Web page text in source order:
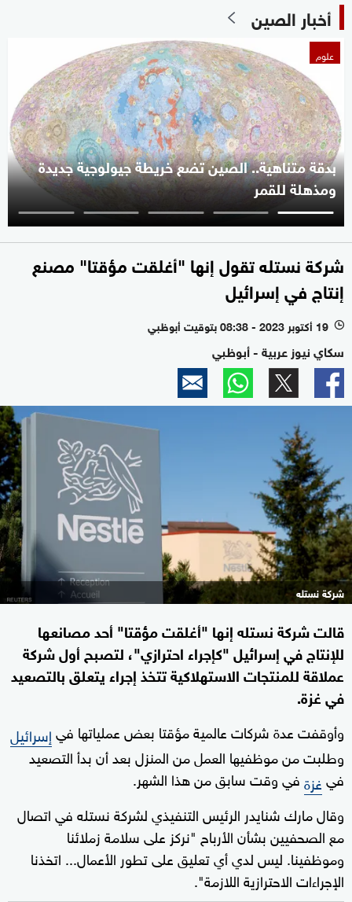
أخبار الصين
علوم
بدقة متناهية.. الصين تضع خريطة جيولوجية جديدة
ومذهلة للقمر
شركة نستله تقول إنها "أغلقت مؤقتا" مصنع
إنتاج في إسرائيل
l 19 أكتوبر 2023 - 08:38 بتوقيت أبوظبي
سكاي نيوز عربية - أبوظبي
شركة نستله
قالت شركة نستله إنها "أغلقت مؤقتا" أحد مصانعها
للإنتاج في إسرائيل "كإجراء احترازي"، لتصبح أول شركة
عملاقة للمنتجات الاستهلاكية تتخذ إجراء يتعلق بالتصعيد
في غزة.
وأوقفت عدة شركات عالمية مؤقتا بعض عملياتها فيإسرائيل
وطلبت من موظفيها العمل من المنزل بعد أن بدأ التصعيد
فيغزةفي وقت سابق من هذا الشهر.
وقال مارك شنايدر الرئيس التنفيذي لشركة نستله في اتصال
مع الصحفيين بشأن الأرباح "نركز على سلامة زملائنا
وموظفينا. ليس لدي أي تعليق على تطور الأعمال... اتخذنا
الإجراءات الاحترازية اللازمة".